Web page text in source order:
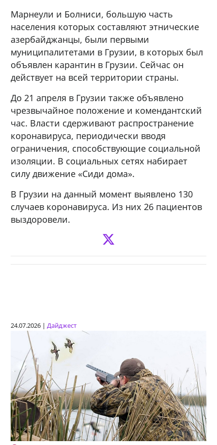
Марнеули и Болниси, большую часть
населения которых составляют этнические
азербайджанцы, были первыми
муниципалитетами в Грузии, в которых был
объявлен карантин в Грузии. Сейчас он
действует на всей территории страны.
До 21 апреля в Грузии также объявлено
чрезвычайное положение и комендантский
час. Власти сдерживают распространение
коронавируса, периодически вводя
ограничения, способствующие социальной
изоляции. В социальных сетях набирает
силу движение «Сиди дома».
В Грузии на данный момент выявлено 130
случаев коронавируса. Из них 26 пациентов
выздоровели.
24.07.2026 |Дайджест